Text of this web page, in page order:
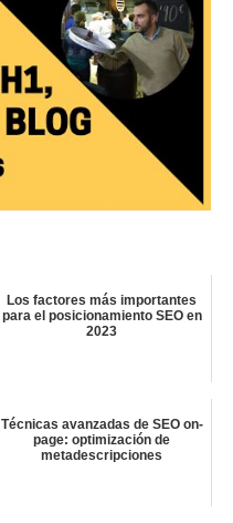
Los factores más importantes
para el posicionamiento SEO en
2023
Técnicas avanzadas de SEO on-
page: optimización de
metadescripciones